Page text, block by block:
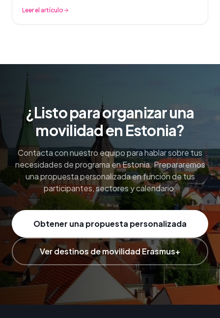
Leer el artículo
¿Listo para organizar una
movilidad en Estonia?
Contacta con nuestro equipo para hablar sobre tus
necesidades de programa en Estonia. Prepararemos
una propuesta personalizada en función de tus
participantes, sectores y calendario.
Obtener una propuesta personalizada
Ver destinos de movilidad Erasmus+